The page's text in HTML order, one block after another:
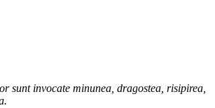
sunt invocate minunea, dragostea, risipirea,